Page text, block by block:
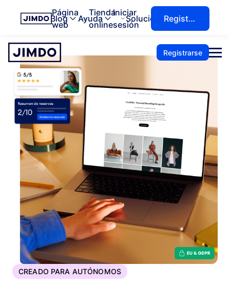
Página
web
Tienda
online
Soluciones
Blog Ayuda
Iniciar
sesión
Registrarse
Registrarse
CREADO PARA AUTÓNOMOS